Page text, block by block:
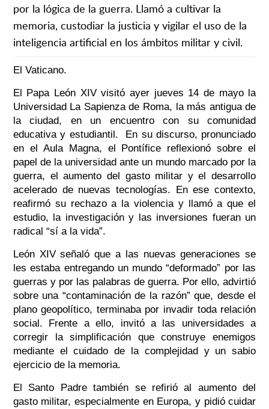
por la lógica de la guerra. Llamó a cultivar la
memoria, custodiar la justicia y vigilar el uso de la
inteligencia artificial en los ámbitos militar y civil.
El Vaticano.
El Papa León XIV visitó ayer jueves 14 de mayo la
Universidad La Sapienza de Roma, la más antigua de
la ciudad, en un encuentro con su comunidad
educativa y estudiantil.
En su discurso, pronunciado
en el Aula Magna, el Pontífice reflexionó sobre el
papel de la universidad ante un mundo marcado por la
guerra, el aumento del gasto militar y el desarrollo
acelerado de nuevas tecnologías. En ese contexto,
reafirmó su rechazo a la violencia y llamó a que el
estudio, la investigación y las inversiones fueran un
radical “sí a la vida”.
León XIV señaló que a las nuevas generaciones se
les estaba entregando un mundo “deformado” por las
guerras y por las palabras de guerra. Por ello, advirtió
sobre una “contaminación de la razón” que, desde el
plano geopolítico, terminaba por invadir toda relación
social. Frente a ello, invitó a las universidades a
corregir la simplificación que construye enemigos
mediante el cuidado de la complejidad y un sabio
ejercicio de la memoria.
El Santo Padre también se refirió al aumento del
gasto militar, especialmente en Europa, y pidió cuidar